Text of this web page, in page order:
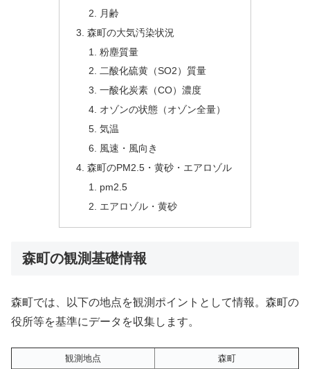
月齢
森町の大気汚染状況
粉塵質量
二酸化硫黄（SO2）質量
一酸化炭素（CO）濃度
オゾンの状態（オゾン全量）
気温
風速・風向き
森町のPM2.5・黄砂・エアロゾル
pm2.5
エアロゾル・黄砂
森町の観測基礎情報
森町では、以下の地点を観測ポイントとして情報。森町の
役所等を基準にデータを収集します。
観測地点
森町